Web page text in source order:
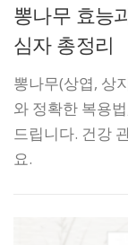
뽕나무 효능
심자 총정리
뽕나무(상엽, 상
와 정확한 복용
드립니다. 건강
요.